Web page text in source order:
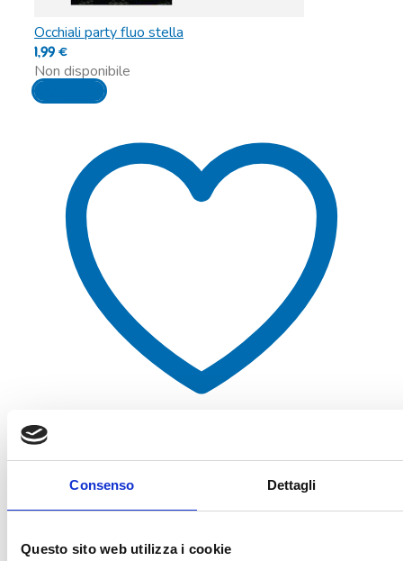
Consenso Dettagli
Questo sito web utilizza i cookie
Occhiali party fluo stella
1,99€
Non disponibile
Leggi tutto
Aggiungi alla lista dei desideri